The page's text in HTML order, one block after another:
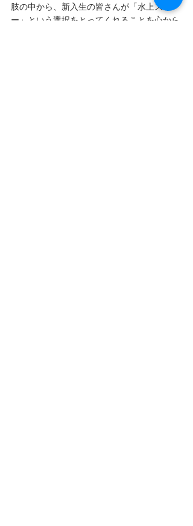
肢の中から、新入生の皆さんが「水上スキ
ー」という選択をとってくれることを心から